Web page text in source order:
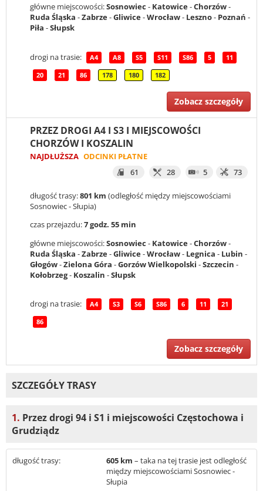
główne miejscowości:Sosnowiec - Katowice-Chorzów-
Ruda Śląska -Zabrze-Gliwice-Wrocław- Leszno- Poznań -
Piła -Słupsk
drogi na trasie: A4 A8 S5 S11 S86 5 11
20 21 86 178 180 182
Zobacz szczegóły
PRZEZ DROGI A4 I S3 I MIEJSCOWOŚCI
CHORZÓW I KOSZALIN
NAJDŁUŻSZA ODCINKI PŁATNE
61
28 5 73
długość trasy:801 km (odległość między miejscowościami
Sosnowiec - Słupia)
czas przejazdu:7 godz. 55 min
główne miejscowości:Sosnowiec - Katowice-Chorzów-
Ruda Śląska -Zabrze-Gliwice-Wrocław- Legnica - Lubin -
Głogów-Zielona Góra -Gorzów Wielkopolski -Szczecin -
Kołobrzeg- Koszalin -Słupsk
drogi na trasie: A4 S3 S6 S86 6 11 21
86
Zobacz szczegóły
SZCZEGÓŁY TRASY
1. Przez drogi 94 i S1 i miejscowości Częstochowa i
Grudziądz
długość trasy: 605 km – taka na tej trasie jest odległość
między miejscowościami Sosnowiec -
Słupia